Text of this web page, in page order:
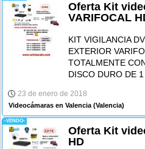
Oferta Kit
VARIFOCAL
KIT VIGILANCIA
EXTERIOR
TOTALMENTE
DISCO DURO DE 1
23 de enero de 2018
Videocámaras en Valencia(Valencia)
-VENDO-
Oferta Kit
HD